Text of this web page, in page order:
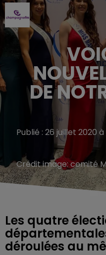
DE
Publié : 26 juillet 2020
Crédit image:comité
Les quatre
déroulées au